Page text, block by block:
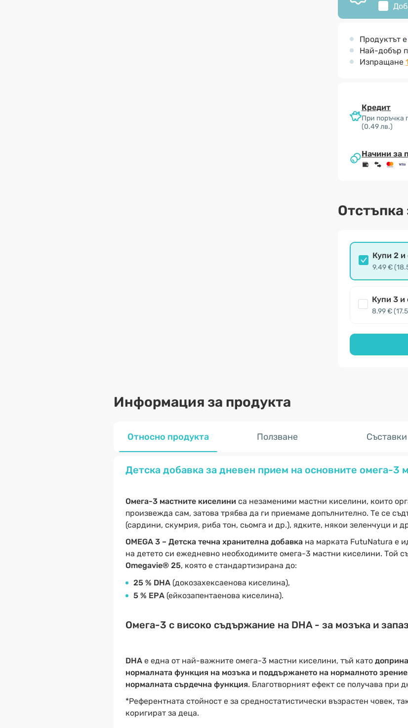
Продуктът е
Най-добър
Изпращане
Кредит
При поръчка
(0.49 лв.)
Начини за
Отстъпка
Купи 2 и
9.49 €
Купи 3 и
8.99 €
Информация за продукта
Относно продукта Ползване Съставки
Детска добавка за дневен прием на основните омега-3
Омега-3 мастните киселини са незаменими мастни киселини, които
произвежда сам, затова трябва да ги приемаме допълнително. Те се
(сардини, скумрия, риба тон, сьомга и др.), ядките, някои зеленчуци и
OMEGA 3 – Детска течна хранителна добавка на марката FutuNatura е
на детето си ежедневно необходимите омега-3 мастни киселини. Той
Omegavie® 25, която е стандартизирана до:
25 % DHA (докозахексаенова киселина),
5 % EPА (ейкозапентаенова киселина).
Омега-3 с високо съдържание на DHA - за мозъка и
DHAе една от най-важните омега-3 мастни киселини, тъй като
нормалната функция на мозъка и поддържането на нормалното зрение
нормалната сърдечна функция. Благотворният ефект се получава при
*Референтната стойност е за средностатистически възрастен човек,
коригират за деца.